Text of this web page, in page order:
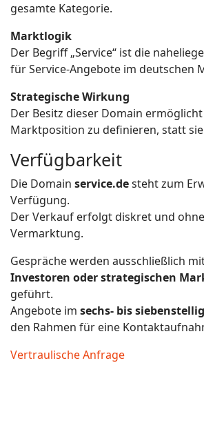
gesamte Kategorie.
Marktlogik
Der Begriff „Service“ ist die
für Service-Angebote im deutschen
Strategische Wirkung
Der Besitz dieser Domain ermöglicht
Marktposition zu definieren, statt
Verfügbarkeit
Die Domain service.desteht zum
Verfügung.
Der Verkauf erfolgt diskret und
Vermarktung.
Gespräche werden ausschließlich
Investoren oder strategischen
geführt.
Angebote im sechs- bis
den Rahmen für eine
Vertraulische Anfrage